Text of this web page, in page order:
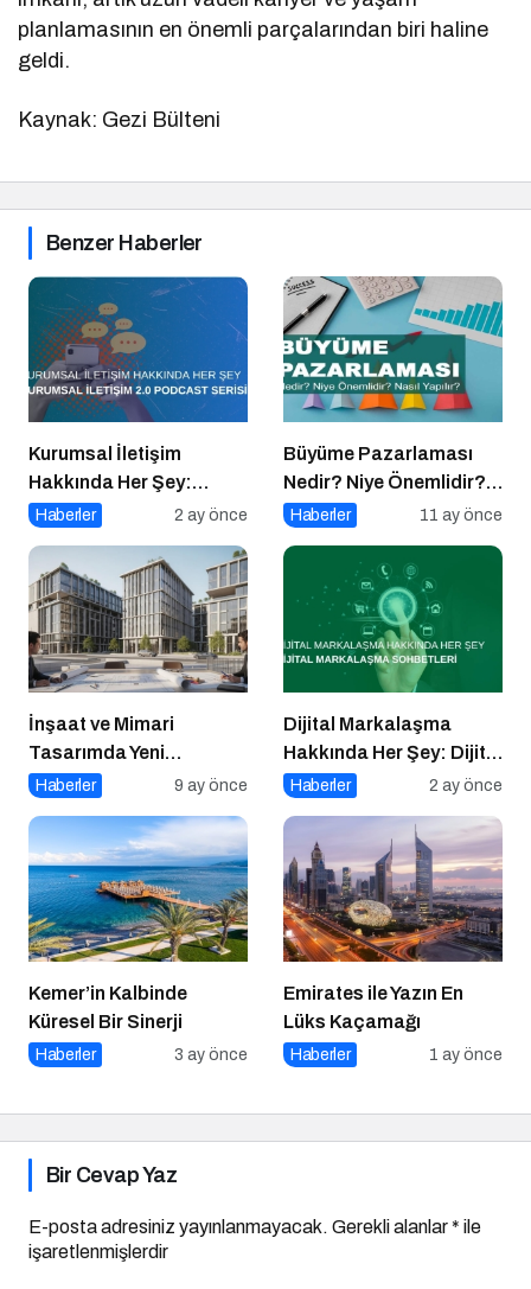
planlamasının en önemli parçalarından biri haline
geldi.
Kaynak: Gezi Bülteni
Benzer Haberler
Kurumsal İletişim
Hakkında Her Şey:
Kurumsal İletişim 2.0
Haberler 2 ay önce
Büyüme Pazarlaması
Nedir? Niye Önemlidir?
Growht Marketıng Nasıl
Haberler 11 ay önce
İnşaat ve Mimari
Tasarımda Yeni
Standartlar Belirliyor
Haberler 9 ay önce
Dijital Markalaşma
Hakkında Her Şey: Dijital
Markalaşma Sohbetleri
Haberler 2 ay önce
Kemer’in Kalbinde
Küresel Bir Sinerji
Haberler 3 ay önce
Emirates ile Yazın En
Lüks Kaçamağı
Haberler 1 ay önce
Bir Cevap Yaz
E-posta adresiniz yayınlanmayacak. Gerekli alanlar* ile
işaretlenmişlerdir